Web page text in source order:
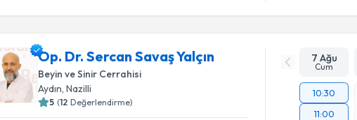
Op. Dr. Sercan Savaş Yalçın
Beyin ve Sinir Cerrahisi
Aydın ,Nazilli
5 (12 Değerlendirme)
7 Ağu
Cum
10:30
11:00